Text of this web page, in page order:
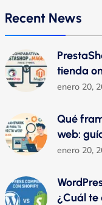
Recent News
tienda
enero 20,
Qué
web:
enero 20,
¿Cuál te